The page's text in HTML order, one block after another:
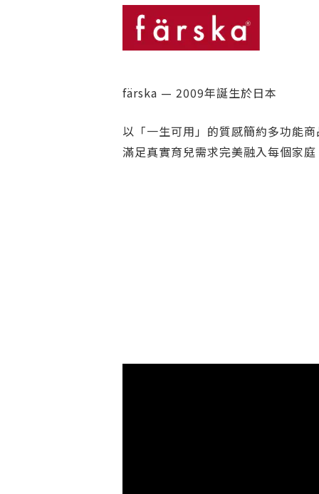
färska — 2009年誕生於日本
以「一生可用」的質感簡約多功能
滿足真實育兒需求完美融入每個家庭